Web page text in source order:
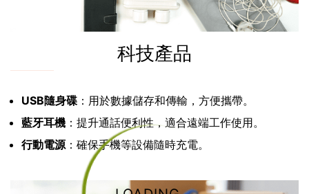
科技產品
USB隨身碟 ：用於數據儲存和傳輸，方便攜帶。
藍牙耳機 ：提升通話便利性，適合遠端工作使用。
行動電源：確保手機等設備隨時充電。